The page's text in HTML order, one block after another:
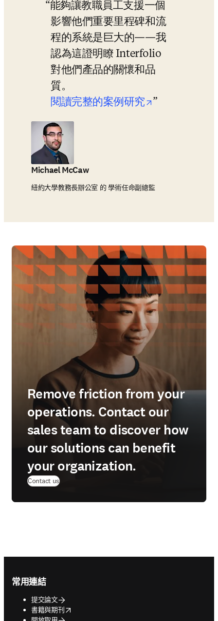
能夠讓教職員工支援一個
影響他們重要里程碑和流
程的系統是巨大的——我
認為這證明瞭 Interfolio
對他們產品的關懷和品
質。
閱讀完整的案例研究
opens in
Michael McCaw
紐約大學教務長辦公室 的 學術任命副總監
Remove friction from your
operations. Contact our
sales team to discover how
our solutions can benefit
your organization.
Contact us
常用連結
提交論文
書籍與期刊
opens in new tab/window